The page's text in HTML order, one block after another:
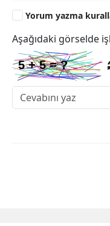
Yorum yazma
Aşağıdaki görselde